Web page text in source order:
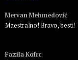
Mervan Mehmedović
Maestralno! Bravo, besti!
Fazila Kofrc